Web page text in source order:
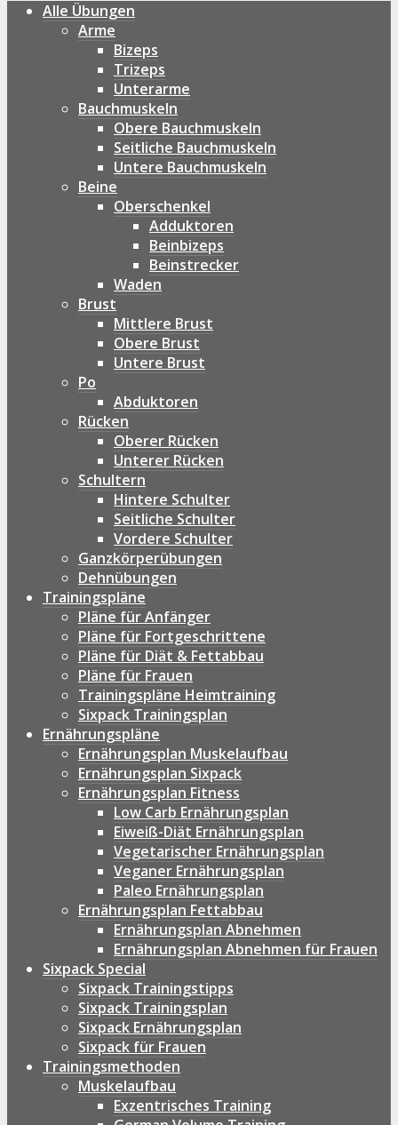
Alle Übungen
Arme
Bizeps
Trizeps
Unterarme
Bauchmuskeln
Obere Bauchmuskeln
Seitliche Bauchmuskeln
Untere Bauchmuskeln
Beine
Oberschenkel
Adduktoren
Beinbizeps
Beinstrecker
Waden
Brust
Mittlere Brust
Obere Brust
Untere Brust
Po
Abduktoren
Rücken
Oberer Rücken
Unterer Rücken
Schultern
Hintere Schulter
Seitliche Schulter
Vordere Schulter
Ganzkörperübungen
Dehnübungen
Trainingspläne
Pläne für Anfänger
Pläne für Fortgeschrittene
Pläne für Diät & Fettabbau
Pläne für Frauen
Trainingspläne Heimtraining
Sixpack Trainingsplan
Ernährungspläne
Ernährungsplan Muskelaufbau
Ernährungsplan Sixpack
Ernährungsplan Fitness
Low Carb Ernährungsplan
Eiweiß-Diät Ernährungsplan
Vegetarischer Ernährungsplan
Veganer Ernährungsplan
Paleo Ernährungsplan
Ernährungsplan Fettabbau
Ernährungsplan Abnehmen
Ernährungsplan Abnehmen für Frauen
Sixpack Special
Sixpack Trainingstipps
Sixpack Trainingsplan
Sixpack Ernährungsplan
Sixpack für Frauen
Trainingsmethoden
Muskelaufbau
Exzentrisches Training